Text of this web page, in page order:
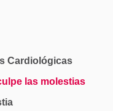
Cardiológicas
las molestias